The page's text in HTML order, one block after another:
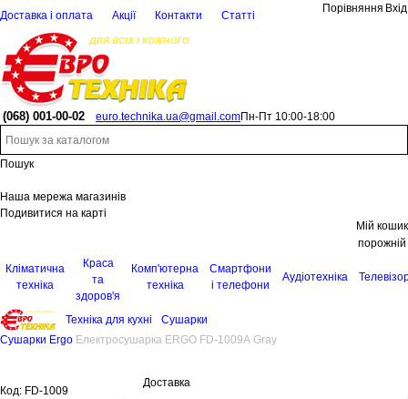
Доставка і оплата Акції Контакти Статті
Порівняння Вхід
(068) 001-00-02 euro.technika.ua@gmail.comПн-Пт 10:00-18:00
Пошук
Наша мережа магазинів
Подивитися на карті
Мій кошик
порожній
Кліматична
техніка
Краса
та
здоров'я
Комп'ютерна
техніка
Смартфони
і телефони
Аудіотехніка
Техніка для кухні
Сушарки
Сушарки Ergo Електросушарка ERGO FD-1009A Gray
Доставка
Код: FD-1009